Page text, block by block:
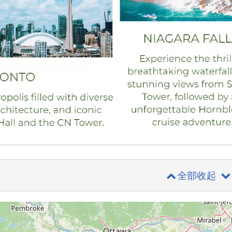
全部收起